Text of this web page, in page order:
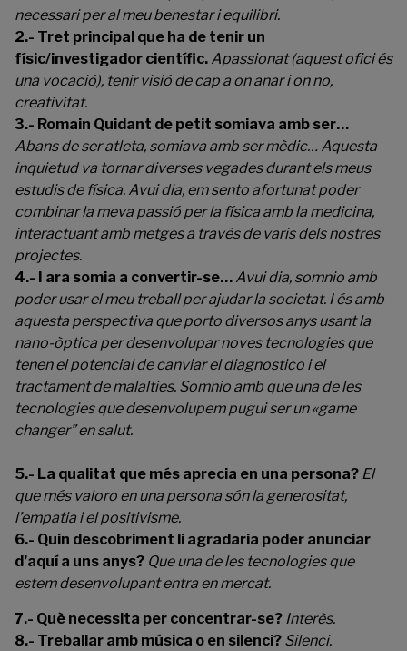
necessari per al meu benestar i equilibri.
2.- Tret principal que ha de tenir un
físic/investigador científic. Apassionat (aquest ofici és
una vocació), tenir visió de cap a on anar i on no,
creativitat.
3.- Romain Quidant de petit somiava amb ser…
Abans de ser atleta, somiava amb ser mèdic… Aquesta
inquietud va tornar diverses vegades durant els meus
estudis de física. Avui dia, em sento afortunat poder
combinar la meva passió per la física amb la medicina,
interactuant amb metges a través de varis dels nostres
projectes.
4.- I ara somia a convertir-se… Avui dia, somnio amb
poder usar el meu treball per ajudar la societat. I és amb
aquesta perspectiva que porto diversos anys usant la
nano-òptica per desenvolupar noves tecnologies que
tenen el potencial de canviar el diagnostico i el
tractament de malalties. Somnio amb que una de les
tecnologies que desenvolupem pugui ser un «game
changer” en salut.
5.- La qualitat que més aprecia en una persona? El
que més valoro en una persona són la generositat,
l’empatia i el positivisme.
6.- Quin descobriment li agradaria poder anunciar
d’aquí a uns anys? Que una de les tecnologies que
estem desenvolupant entra en mercat.
7.- Què necessita per concentrar-se? Interès.
8.- Treballar amb música o en silenci? Silenci.